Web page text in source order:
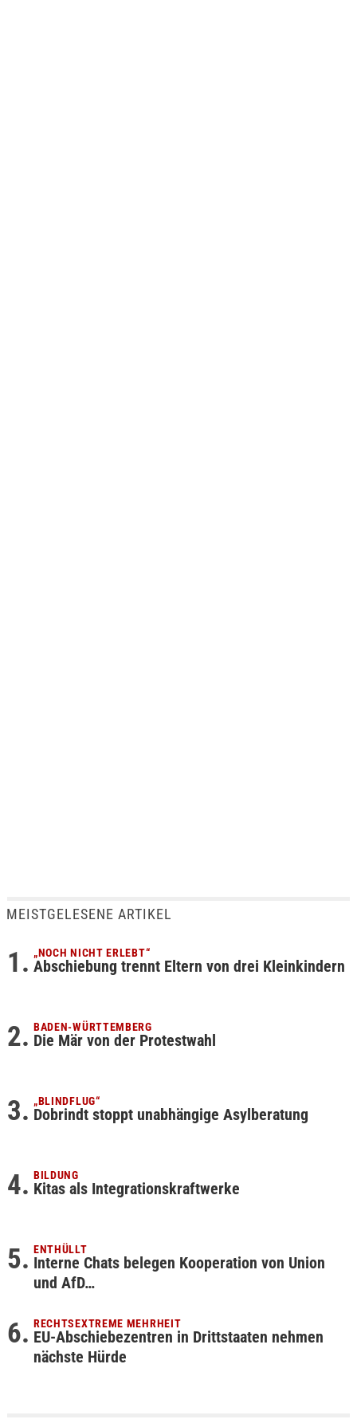
MEISTGELESENE ARTIKEL
„NOCH NICHT ERLEBT“
Abschiebung trennt Eltern von drei Kleinkindern
BADEN-WÜRTTEMBERG
Die Mär von der Protestwahl
„BLINDFLUG“
Dobrindt stoppt unabhängige Asylberatung
BILDUNG
Kitas als Integrationskraftwerke
ENTHÜLLT
Interne Chats belegen Kooperation von Union
und AfD…
RECHTSEXTREME MEHRHEIT
EU-Abschiebezentren in Drittstaaten nehmen
nächste Hürde